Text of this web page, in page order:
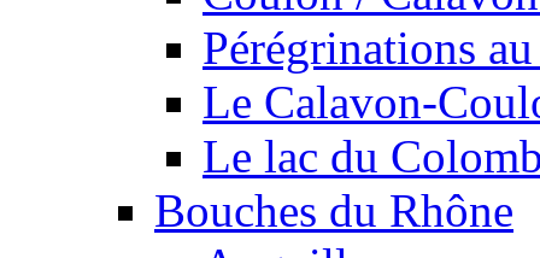
Pérégrinations
Le Calavon-
Le lac du
Bouches du Rhône